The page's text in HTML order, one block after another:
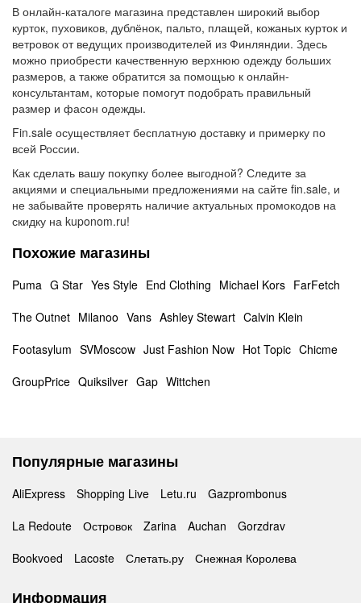
В онлайн-каталоге магазина представлен широкий выбор
курток, пуховиков, дублёнок, пальто, плащей, кожаных курток и
ветровок от ведущих производителей из Финляндии. Здесь
можно приобрести качественную верхнюю одежду больших
размеров, а также обратится за помощью к онлайн-
консультантам, которые помогут подобрать правильный
размер и фасон одежды.
Fin.sale осуществляет бесплатную доставку и примерку по
всей России.
Как сделать вашу покупку более выгодной? Следите за
акциями и специальными предложениями на сайте fin.sale, и
не забывайте проверять наличие актуальных промокодов на
скидку на kuponom.ru!
Похожие магазины
Puma G Star Yes Style End Clothing Michael Kors FarFetch
The Outnet Milanoo Vans Ashley Stewart Calvin Klein
Footasylum SVMoscow Just Fashion Now Hot Topic Chicme
GroupPrice Quiksilver Gap Wittchen
Популярные магазины
AliExpress Shopping Live Letu.ru
Gazprombonus
La Redoute
Островок Zarina Auchan
Gorzdrav
Bookvoed
Lacoste Слетать.ру Снежная Королева
Информация